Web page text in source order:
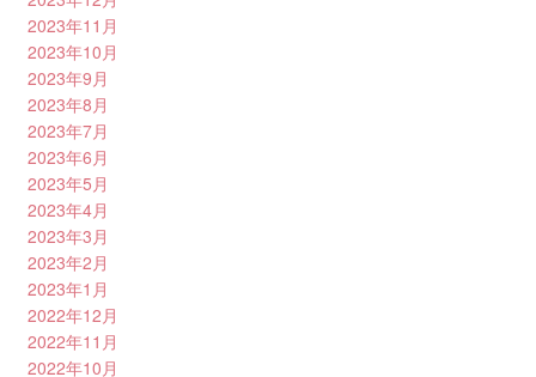
2023年11月
2023年10月
2023年9月
2023年8月
2023年7月
2023年6月
2023年5月
2023年4月
2023年3月
2023年2月
2023年1月
2022年12月
2022年11月
2022年10月